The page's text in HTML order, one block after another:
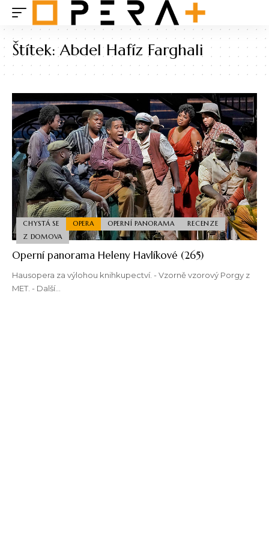
Štítek:Abdel Hafíz Farghali
CHYSTÁ SE OPERA OPERNÍ PANORAMA
RECENZE
Z DOMOVA
Operní panorama Heleny Havlíkové (265)
Hausopera za výlohou knihkupectví. - Vzorně vzorový Porgy z
MET. - Další…